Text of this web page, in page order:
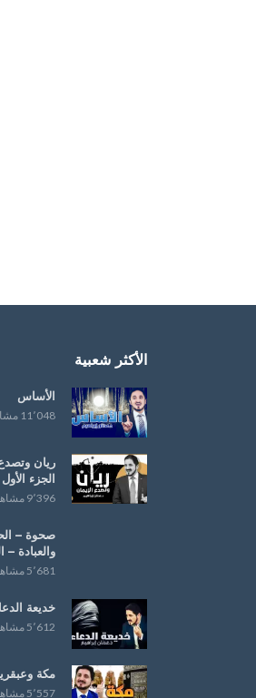
الأكثر شعبية
الأساس
11٬048 مشاهدات
ريان
الجزء الأول
9٬396 مشاهدات
صحوة –
و‫‏العبادة‬ – الحلقة 16
5٬681 مشاهدات
خديعة
5٬612 مشاهدات
مكة
5٬557 مشاهدات